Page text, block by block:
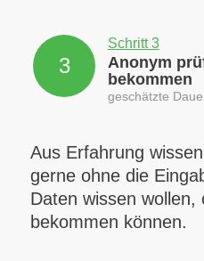
3
Schritt 3
Anonym
bekommen
geschätzte
Aus Erfahrung
gerne ohne die
Daten wissen wollen,
bekommen können.